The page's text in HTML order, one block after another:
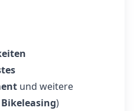
und weitere
Bikeleasing)